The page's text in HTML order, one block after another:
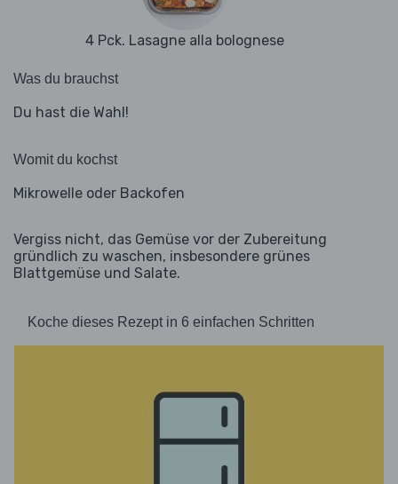
4 Pck. Lasagne alla bolognese
Was du brauchst
Du hast die Wahl!
Womit du kochst
Mikrowelle oder Backofen
Vergiss nicht, das Gemüse vor der Zubereitung
gründlich zu waschen, insbesondere grünes
Blattgemüse und Salate.
Koche dieses Rezept in 6 einfachen Schritten